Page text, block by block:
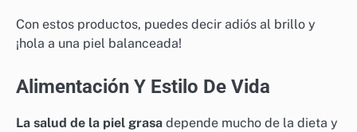
Con estos productos, puedes decir adiós al brillo y
¡hola a una piel balanceada!
Alimentación Y Estilo De Vida
La salud de la piel grasa depende mucho de la dieta y